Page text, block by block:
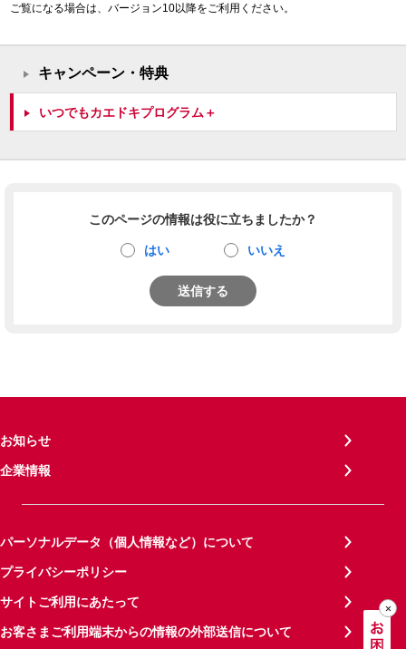
ご覧になる場合は、バージョン10以降をご利用ください。
キャンペーン・特典
いつでもカエドキプログラム＋
このページの情報は役に立ちましたか？
はい いいえ
送信する
お知らせ
企業情報
パーソナルデータ（個人情報など）について
プライバシーポリシー
サイトご利用にあたって
お客さまご利用端末からの情報の外部送信について